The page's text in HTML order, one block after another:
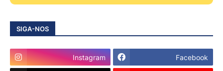
SIGA-NOS
Instagram Facebook